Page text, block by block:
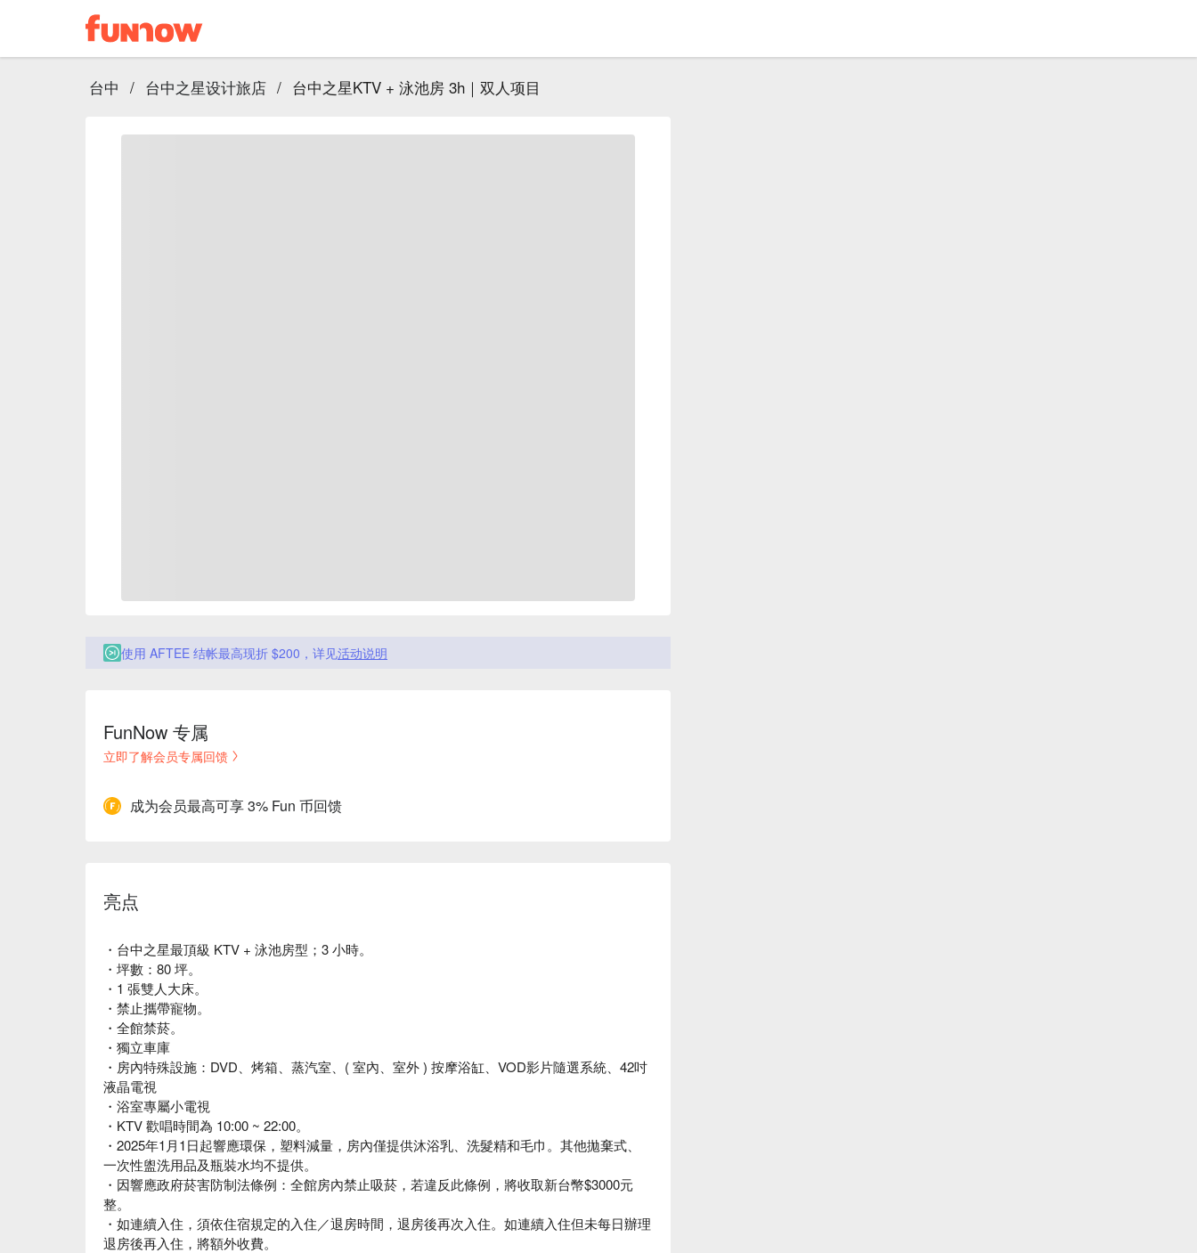
台中 / 台中之星设计旅店 / 台中之星KTV + 泳池房 3h｜双人项目
使用 AFTEE 结帐最高现折 $200，详见活动说明
FunNow 专属
立即了解会员专属回馈
成为会员最高可享 3% Fun 币回馈
亮点
・台中之星最頂級 KTV + 泳池房型；3 小時。
・坪數：80 坪。
・1 張雙人大床。
・禁止攜帶寵物。
・全館禁菸。
・獨立車庫
・房內特殊設施：DVD、烤箱、蒸汽室、( 室內、室外 ) 按摩浴缸、VOD影片隨選系統、42吋
液晶電視
・浴室專屬小電視
・KTV 歡唱時間為 10:00 ~ 22:00。
・2025年1月1日起響應環保，塑料減量，房內僅提供沐浴乳、洗髮精和毛巾。其他拋棄式、
一次性盥洗用品及瓶裝水均不提供。
・因響應政府菸害防制法條例：全館房內禁止吸菸，若違反此條例，將收取新台幣$3000元
整。
・如連續入住，須依住宿規定的入住／退房時間，退房後再次入住。如連續入住但未每日辦理
退房後再入住，將額外收費。